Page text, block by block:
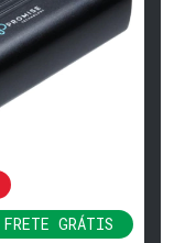
FRETE GRÁTIS